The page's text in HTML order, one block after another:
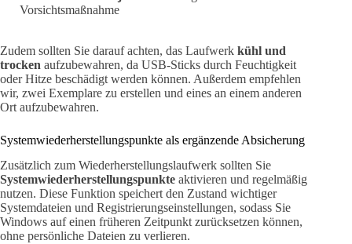
Vorsichtsmaßnahme
Zudem sollten Sie darauf achten, das Laufwerk kühl und
trocken aufzubewahren, da USB-Sticks durch Feuchtigkeit
oder Hitze beschädigt werden können. Außerdem empfehlen
wir, zwei Exemplare zu erstellen und eines an einem anderen
Ort aufzubewahren.
Systemwiederherstellungspunkte als ergänzende Absicherung
Zusätzlich zum Wiederherstellungslaufwerk sollten Sie
Systemwiederherstellungspunkte aktivieren und regelmäßig
nutzen. Diese Funktion speichert den Zustand wichtiger
Systemdateien und Registrierungseinstellungen, sodass Sie
Windows auf einen früheren Zeitpunkt zurücksetzen können,
ohne persönliche Dateien zu verlieren.